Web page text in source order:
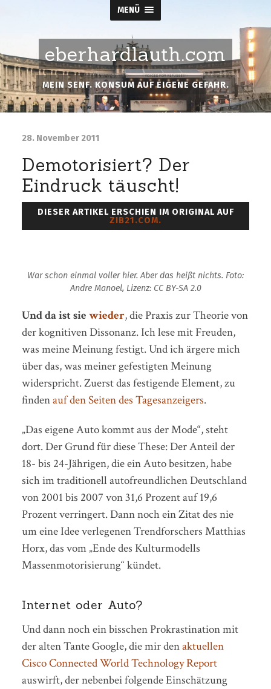
MENÜ
eberhardlauth.com
MEIN SENF. KONSUM AUF EIGENE GEFAHR.
28. November 2011
Demotorisiert? Der
Eindruck täuscht!
DIESER ARTIKEL ERSCHIEN IM ORIGINAL AUF
ZIB21.COM.
War schon einmal voller hier. Aber das heißt nichts. Foto:
Andre Manoel, Lizenz: CC BY-SA 2.0
Und da ist sie wieder, die Praxis zur Theorie von
der kognitiven Dissonanz. Ich lese mit Freuden,
was meine Meinung festigt. Und ich ärgere mich
über das, was meiner gefestigten Meinung
widerspricht. Zuerst das festigende Element, zu
findenauf den Seiten des Tagesanzeigers.
„Das eigene Auto kommt aus der Mode“, steht
dort. Der Grund für diese These: Der Anteil der
18- bis 24-Jährigen, die ein Auto besitzen, habe
sich im traditionell autofreundlichen Deutschland
von 2001 bis 2007 von 31,6 Prozent auf 19,6
Prozent verringert. Dann noch ein Zitat des nie
um eine Idee verlegenen Trendforschers Matthias
Horx, das vom „Ende des Kulturmodells
Massenmotorisierung“ kündet.
Internet oder Auto?
Und dann noch ein bisschen Prokrastination mit
der alten Tante Google, die mir denaktuellen
Cisco Connected World Technology Report
auswirft, der nebenbei folgende Einschätzung